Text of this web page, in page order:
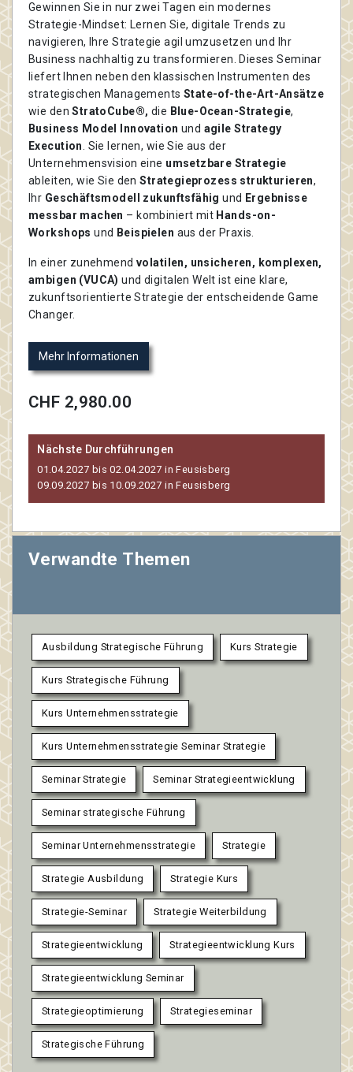
Gewinnen Sie in nur zwei Tagen ein modernes
Strategie-Mindset: Lernen Sie, digitale Trends zu
navigieren, Ihre Strategie agil umzusetzen und Ihr
Business nachhaltig zu transformieren. Dieses Seminar
liefert Ihnen neben den klassischen Instrumenten des
strategischen Managements State-of-the-Art-Ansätze
wie den StratoCube®, die Blue-Ocean-Strategie,
Business Model Innovation und agile Strategy
Execution . Sie lernen, wie Sie aus der
Unternehmensvision eine umsetzbare Strategie
ableiten, wie Sie denStrategieprozess strukturieren,
Ihr Geschäftsmodell zukunftsfähig und Ergebnisse
messbar machen – kombiniert mit Hands-on-
Workshops und Beispielen aus der Praxis.
In einer zunehmend volatilen, unsicheren, komplexen,
ambigen (VUCA) und digitalen Welt ist eine klare,
zukunftsorientierte Strategie der entscheidende Game
Changer.
Mehr Informationen
CHF 2,980.00
Nächste Durchführungen
01.04.2027 bis 02.04.2027 in Feusisberg
09.09.2027 bis 10.09.2027 in Feusisberg
Verwandte Themen
Ausbildung Strategische Führung Kurs Strategie
Kurs Strategische Führung
Kurs Unternehmensstrategie
Kurs Unternehmensstrategie Seminar Strategie
Seminar Strategie Seminar Strategieentwicklung
Seminar strategische Führung
Seminar Unternehmensstrategie Strategie
Strategie Ausbildung Strategie Kurs
Strategie-Seminar Strategie Weiterbildung
Strategieentwicklung Strategieentwicklung Kurs
Strategieentwicklung Seminar
Strategieoptimierung Strategieseminar
Strategische Führung